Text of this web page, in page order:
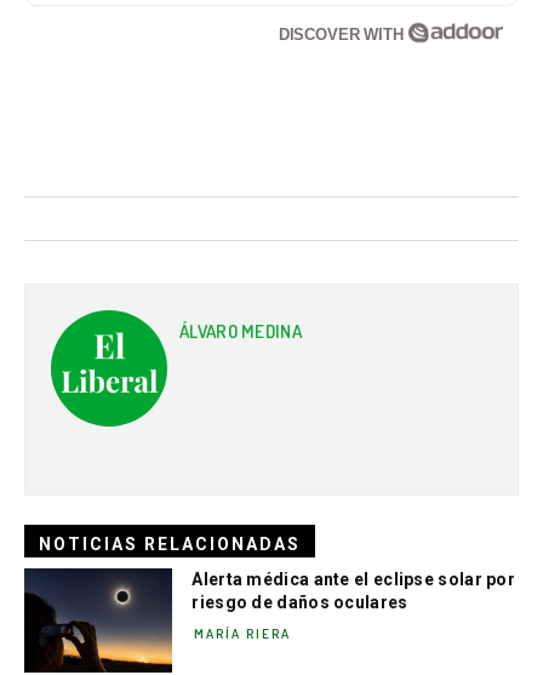
DISCOVER WITH
ÁLVARO MEDINA
NOTICIAS RELACIONADAS
Alerta médica ante el eclipse solar por
riesgo de daños oculares
MARÍA RIERA